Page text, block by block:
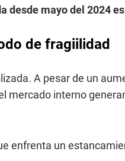
desde mayo del 2024
de fragiilidad
A pesar de un
mercado interno
enfrenta un